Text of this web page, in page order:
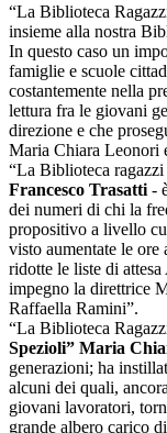
“La Biblioteca
insieme alla nostra
In questo caso un
famiglie e scuole
costantemente nella
lettura fra le giovani
direzione e che
Maria Chiara Leonori
“La Biblioteca
Francesco Trasatti -
dei numeri di chi la
propositivo a livello
visto aumentate le ore
ridotte le liste di
impegno la direttrice
Raffaella Ramini”.
“La Biblioteca
Spezioli” Maria
generazioni; ha
alcuni dei quali,
giovani lavoratori,
grande albero carico